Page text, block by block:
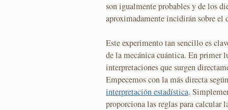
son igualmente probables y de los
aproximadamente incidirán sobre
Este experimento tan sencillo es
de la mecánica cuántica. En primer
interpretaciones que surgen
Empecemos con la más directa
interpretación estadística.
proporciona las reglas para calcular